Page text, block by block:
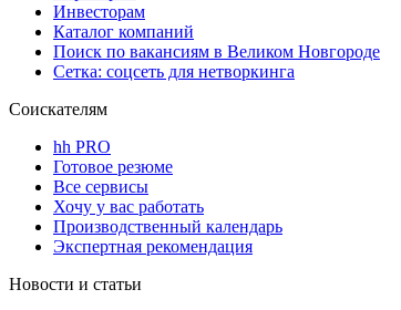
Инвесторам
Каталог компаний
Поиск по вакансиям в Великом Новгороде
Сетка: соцсеть для нетворкинга
Соискателям
hh PRO
Готовое резюме
Все сервисы
Хочу у вас работать
Производственный календарь
Экспертная рекомендация
Новости и статьи